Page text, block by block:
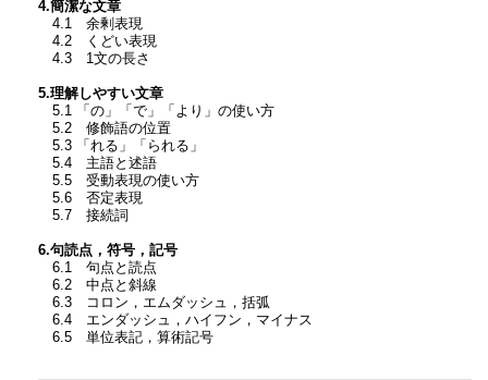
4.簡潔な文章
4.1 余剰表現
4.2 くどい表現
4.3 1文の長さ
5.理解しやすい文章
5.1 「の」「で」「より」の使い方
5.2 修飾語の位置
5.3 「れる」「られる」
5.4 主語と述語
5.5 受動表現の使い方
5.6 否定表現
5.7 接続詞
6.句読点，符号，記号
6.1 句点と読点
6.2 中点と斜線
6.3 コロン，エムダッシュ，括弧
6.4 エンダッシュ，ハイフン，マイナス
6.5 単位表記，算術記号